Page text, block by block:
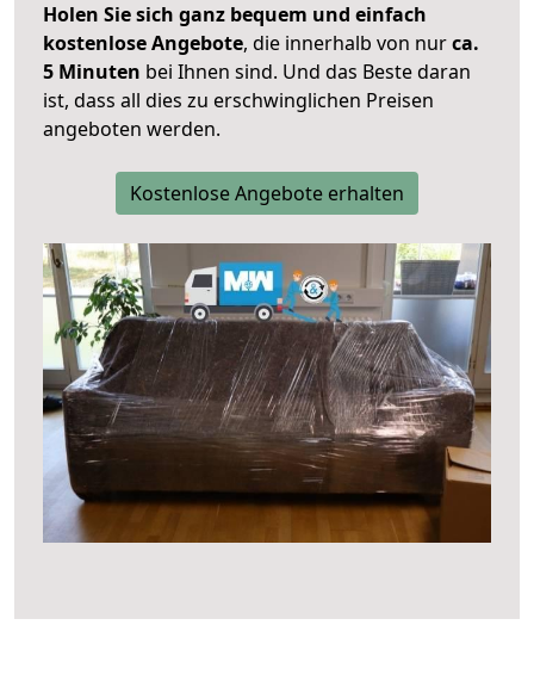
Holen Sie sich ganz bequem und einfach
kostenlose Angebote, die innerhalb von nurca.
5 Minuten bei Ihnen sind. Und das Beste daran
ist, dass all dies zu erschwinglichen Preisen
angeboten werden.
Kostenlose Angebote erhalten